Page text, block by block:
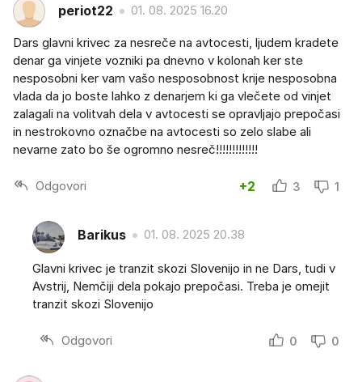
periot22 01. 08. 2025 16.20
Dars glavni krivec za nesreče na avtocesti, ljudem kradete
denar ga vinjete vozniki pa dnevno v kolonah ker ste
nesposobni ker vam vašo nesposobnost krije nesposobna
vlada da jo boste lahko z denarjem ki ga vlečete od vinjet
zalagali na volitvah dela v avtocesti se opravljajo prepočasi
in nestrokovno označbe na avtocesti so zelo slabe ali
nevarne zato bo še ogromno nesreč!!!!!!!!!!!!!
Odgovori +2 3 1
Barikus 01. 08. 2025 20.38
Glavni krivec je tranzit skozi Slovenijo in ne Dars, tudi v
Avstrij, Nemčiji dela pokajo prepočasi. Treba je omejit
tranzit skozi Slovenijo
Odgovori 0 0